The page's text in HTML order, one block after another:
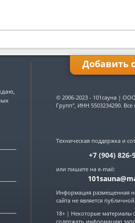
Добавить
Имя:
Название:
© 2006-2023 - 101сауна |
Групп", ИНН 5503234290.
Техническая поддержка и
+7 (904) 826-
или пишите на e-mail:
Информация размещенная
сайта не является
18+ | Некоторые материалы
содержать информацию